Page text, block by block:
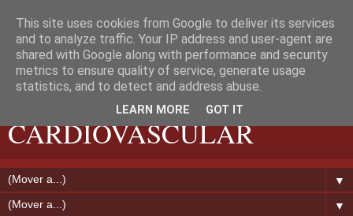
EXTREMADURA
CARDIOVASCULAR
▼
▼
This site uses cookies from Google to deliver its services
and to analyze traffic. Your IP address and user-agent are
shared with Google along with performance and security
metrics to ensure quality of service, generate usage
statistics, and to detect and address abuse.
LEARN MORE GOT IT